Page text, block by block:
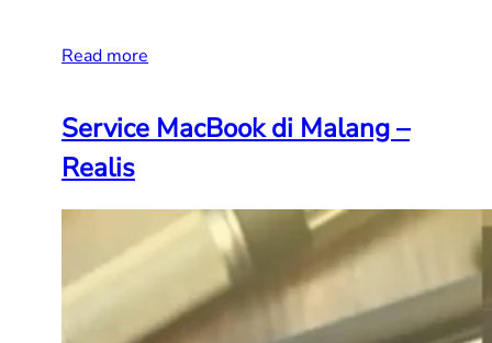
Read more
Service MacBook di Malang –
Realis